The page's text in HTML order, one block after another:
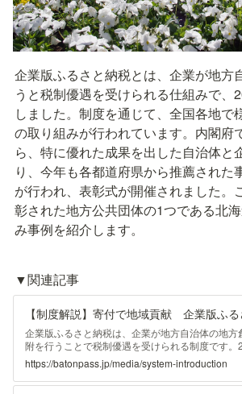
企業版ふるさと納税とは、企業が地方
うと税制優遇を受けられる仕組みで、
しました。制度を通じて、全国各地で
の取り組みが行われています。内閣府
ら、特に優れた成果を出した自治体と
り、今年も各都道府県から推薦された
が行われ、表彰式が開催されました。
彰された地方公共団体の1つである北
み事例を紹介します。
▼関連記事
企業版ふるさと納税は、企業が地方自治体の地
附を行うことで税制優遇を受けられる制度です
この仕組みは、企業の社会貢献と地方の活性化を
目的としていますが、どのような制度なのでしょ
ふるさと納税の制度について詳しくご紹介します
https://batonpass.jp/media/system-introduction